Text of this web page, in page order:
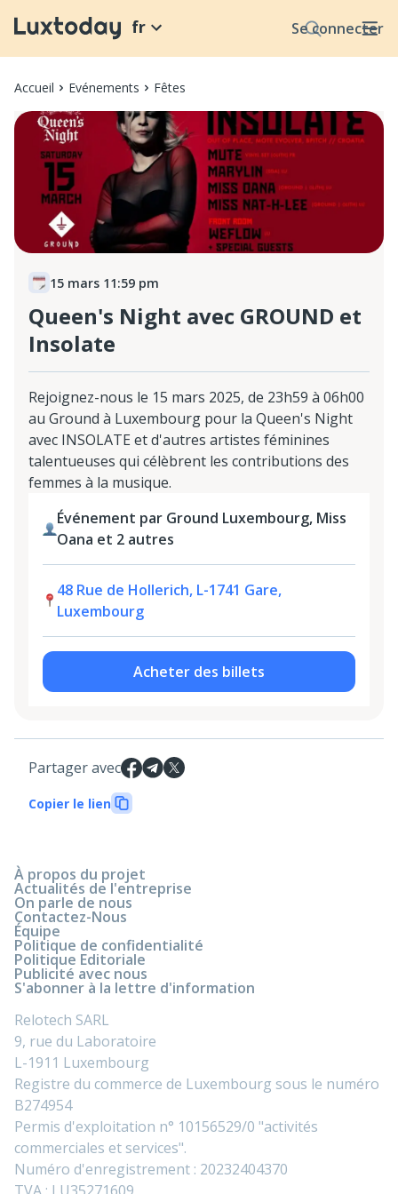
Se connecter
fr
Accueil Evénements Fêtes
15 mars 11:59 pm
Queen's Night avec GROUND et
Insolate
Rejoignez-nous le 15 mars 2025, de 23h59 à 06h00
au Ground à Luxembourg pour la Queen's Night
avec INSOLATE et d'autres artistes féminines
talentueuses qui célèbrent les contributions des
femmes à la musique.
Événement par Ground Luxembourg, Miss
Oana et 2 autres
48 Rue de Hollerich, L-1741 Gare,
Luxembourg
Acheter des billets
Partager avec
Copier le lien
À propos du projet
Actualités de l'entreprise
On parle de nous
Contactez-Nous
Équipe
Politique de confidentialité
Politique Editoriale
Publicité avec nous
S'abonner à la lettre d'information
Relotech SARL
9, rue du Laboratoire
L-1911 Luxembourg
Registre du commerce de Luxembourg sous le numéro
B274954
Permis d'exploitation n° 10156529/0 "activités
commerciales et services".
Numéro d'enregistrement : 20232404370